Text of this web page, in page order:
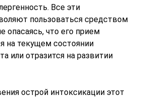
Все эти
пользоваться средством
опасаясь, что его прием
на текущем состоянии
или отразится на развитии
острой интоксикации этот